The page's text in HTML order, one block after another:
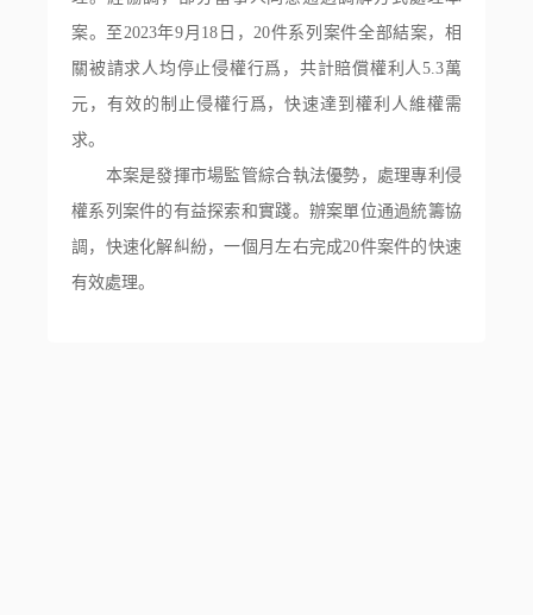
案。至2023年9月18日，20件系列案件全部結案，相
關被請求人均停止侵權行爲，共計賠償權利人5.3萬
元，有效的制止侵權行爲，快速達到權利人維權需
求。
本案是發揮市場監管綜合執法優勢，處理專利侵
權系列案件的有益探索和實踐。辦案單位通過統籌協
調，快速化解糾紛，一個月左右完成20件案件的快速
有效處理。